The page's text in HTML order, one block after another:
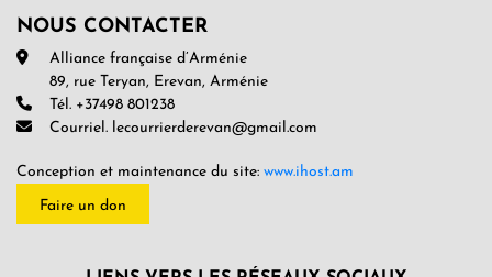
NOUS CONTACTER
Alliance française d’Arménie
89, rue Teryan, Erevan, Arménie
Tél. +37498 801238
Courriel. lecourrierderevan@gmail.com
Conception et maintenance du site: www.ihost.am
Faire un don